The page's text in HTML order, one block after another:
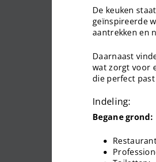
De keuken
geïnspireerde
aantrekken en
Daarnaast
wat zorgt voor
die perfect
Indeling:
Begane grond: